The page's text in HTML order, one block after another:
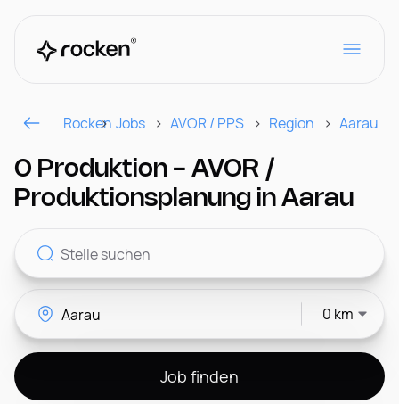
Für Arbeitgeber
Kontakt
CH
Rocken Jobs AVOR / PPS Region Aarau
0 Produktion - AVOR /
Produktionsplanung in Aarau
0 km
Job finden